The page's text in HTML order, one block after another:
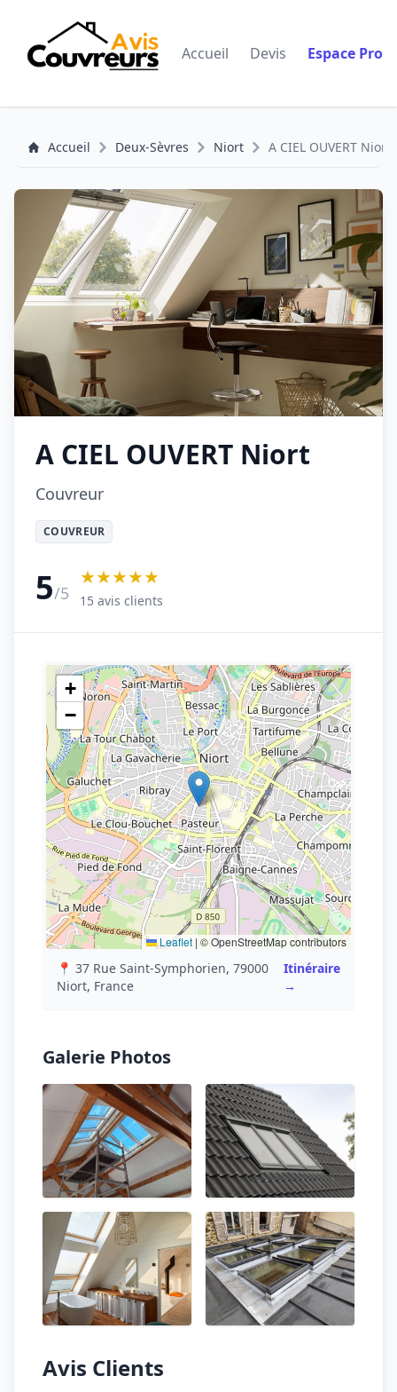
Accueil Devis Espace Pro
Accueil Deux-Sèvres Niort A CIEL OUVERT Niort
A CIEL OUVERT Niort
Couvreur
COUVREUR
5/5
★★★★★
15 avis clients
+
−
Leaflet | © OpenStreetMap contributors
📍 37 Rue Saint-Symphorien, 79000
Niort, France
Itinéraire
→
Galerie Photos
Avis Clients